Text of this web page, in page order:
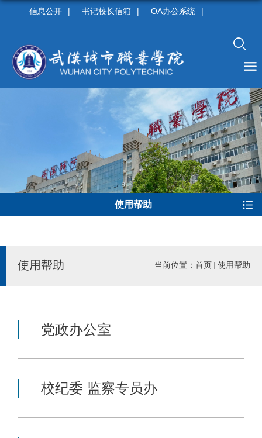
信息公开 | 书记校长信箱 | OA办公系统 |
使用帮助
使用帮助 当前位置： 首页 使用帮助
党政办公室
校纪委 监察专员办